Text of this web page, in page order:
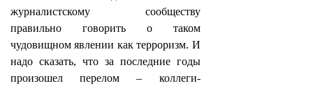
журналистскому сообществу
правильно говорить о таком
чудовищном явлении как терроризм. И
надо сказать, что за последние годы
произошел перелом – коллеги-